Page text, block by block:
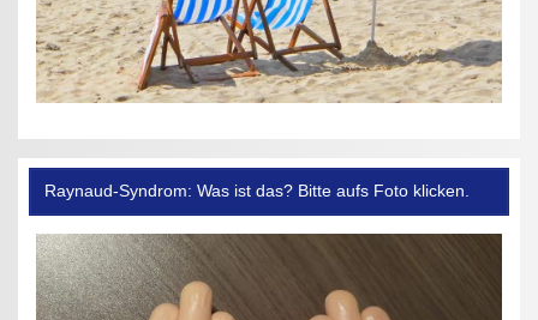
Raynaud-Syndrom: Was ist das? Bitte aufs Foto klicken.